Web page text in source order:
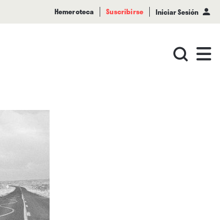
Hemeroteca Suscribirse Iniciar Sesión